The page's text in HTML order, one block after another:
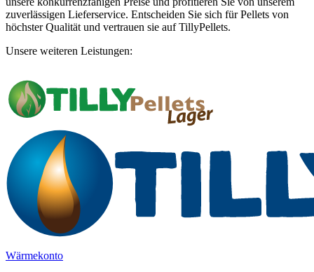
zuverlässigen Lieferservice. Entscheiden Sie sich für Pellets von
höchster Qualität und vertrauen sie auf TillyPellets.
Unsere weiteren Leistungen:
Wärmekonto